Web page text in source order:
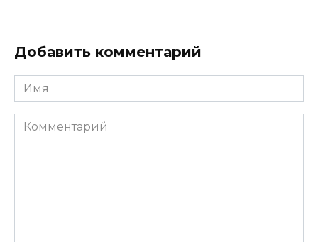
Добавить комментарий
Имя
Комментарий